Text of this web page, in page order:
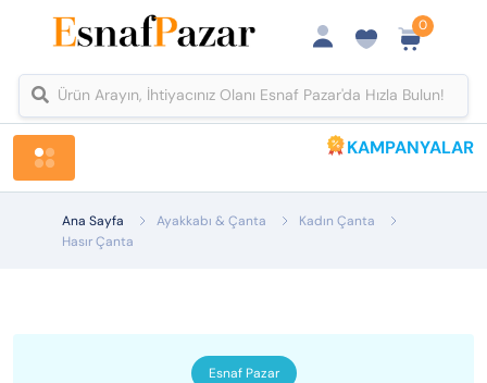
0
Tüm Kategoriler KAMPANYALAR
Ana Sayfa Ayakkabı & Çanta
Kadın Çanta
Hasır Çanta
Esnaf Pazar